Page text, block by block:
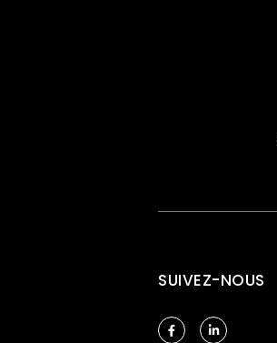
SUIVEZ-NOUS